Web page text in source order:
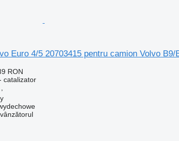
Euro 4/5 20703415 pentru camion Volvo B9/
RON
catalizator